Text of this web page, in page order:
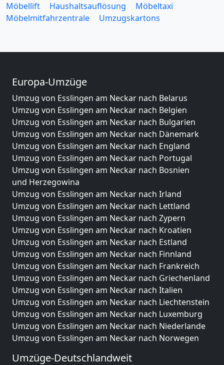
Möbellift
Haushaltsauflösung
Möbeltaxi
Möbelmitfahrzentrale
Umzugskartons
Europa-Umzüge
Umzug von Esslingen am Neckar nach Belarus
Umzug von Esslingen am Neckar nach Belgien
Umzug von Esslingen am Neckar nach Bulgarien
Umzug von Esslingen am Neckar nach Dänemark
Umzug von Esslingen am Neckar nach England
Umzug von Esslingen am Neckar nach Portugal
Umzug von Esslingen am Neckar nach Bosnien
und Herzegowina
Umzug von Esslingen am Neckar nach Irland
Umzug von Esslingen am Neckar nach Lettland
Umzug von Esslingen am Neckar nach Zypern
Umzug von Esslingen am Neckar nach Kroatien
Umzug von Esslingen am Neckar nach Estland
Umzug von Esslingen am Neckar nach Finnland
Umzug von Esslingen am Neckar nach Frankreich
Umzug von Esslingen am Neckar nach Griechenland
Umzug von Esslingen am Neckar nach Italien
Umzug von Esslingen am Neckar nach Liechtenstein
Umzug von Esslingen am Neckar nach Luxemburg
Umzug von Esslingen am Neckar nach Niederlande
Umzug von Esslingen am Neckar nach Norwegen
Umzüge-Deutschlandweit